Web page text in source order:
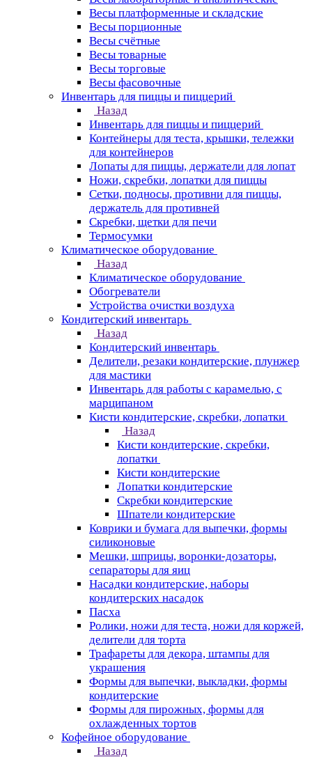
Весы платформенные и складские
Весы порционные
Весы счётные
Весы товарные
Весы торговые
Весы фасовочные
Инвентарь для пиццы и пиццерий
Назад
Инвентарь для пиццы и пиццерий
Контейнеры для теста, крышки, тележки
для контейнеров
Лопаты для пиццы, держатели для лопат
Ножи, скребки, лопатки для пиццы
Сетки, подносы, противни для пиццы,
держатель для противней
Скребки, щетки для печи
Термосумки
Климатическое оборудование
Назад
Климатическое оборудование
Обогреватели
Устройства очистки воздуха
Кондитерский инвентарь
Назад
Кондитерский инвентарь
Делители, резаки кондитерские, плунжер
для мастики
Инвентарь для работы с карамелью, с
марципаном
Кисти кондитерские, скребки, лопатки
Назад
Кисти кондитерские, скребки,
лопатки
Кисти кондитерские
Лопатки кондитерские
Скребки кондитерские
Шпатели кондитерские
Коврики и бумага для выпечки, формы
силиконовые
Мешки, шприцы, воронки-дозаторы,
сепараторы для яиц
Насадки кондитерские, наборы
кондитерских насадок
Пасха
Ролики, ножи для теста, ножи для коржей,
делители для торта
Трафареты для декора, штампы для
украшения
Формы для выпечки, выкладки, формы
кондитерские
Формы для пирожных, формы для
охлажденных тортов
Кофейное оборудование
Назад